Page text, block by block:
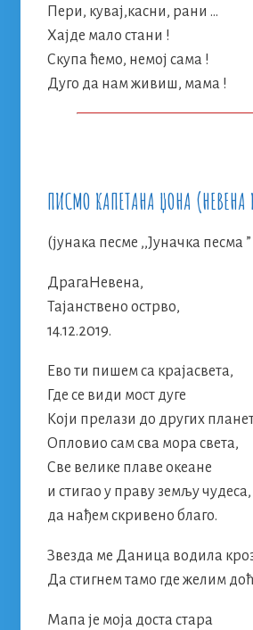
Пери, кувај,касни, рани …
Хајде мало стани !
Скупа ћемо, немој сама !
Дуго да нам живиш, мама !
ПИСМО КАПЕТАНА ЏОНА
(јунака песме ,,Јуначка песма
ДрагаНевена,
Тајанствено острво,
14.12.2019.
Ево ти пишем са крајасвета,
Где се види мост дуге
Који прелази до других
Опловио сам сва мора света,
Све велике плаве океане
и стигао у праву земљу чудеса,
да нађем скривено благо.
Звезда ме Даница водила
Да стигнем тамо где желим
Мапа је моја доста стара